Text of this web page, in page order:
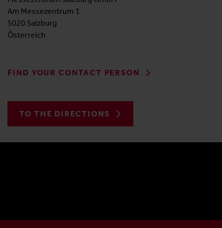
Messezentrum Salzburg GmbH
Am Messezentrum 1
5020 Salzburg
TO THE DIRECTIONS